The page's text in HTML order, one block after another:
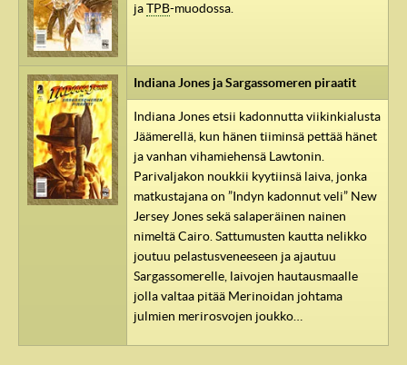
jaTPB-muodossa.
Indiana Jones ja Sargassomeren piraatit
Indiana Jones etsii kadonnutta viikinkialusta
Jäämerellä, kun hänen tiiminsä pettää hänet
ja vanhan vihamiehensä Lawtonin.
Parivaljakon noukkii kyytiinsä laiva, jonka
matkustajana on ”Indyn kadonnut veli” New
Jersey Jones sekä salaperäinen nainen
nimeltä Cairo. Sattumusten kautta nelikko
joutuu pelastusveneeseen ja ajautuu
Sargassomerelle, laivojen hautausmaalle
jolla valtaa pitää Merinoidan johtama
julmien merirosvojen joukko…